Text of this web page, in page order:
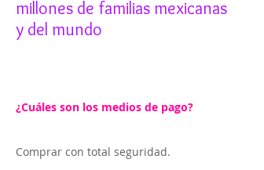
millones de familias mexicanas
y del mundo
¿Cuáles son los medios de pago?
Comprar con total seguridad.